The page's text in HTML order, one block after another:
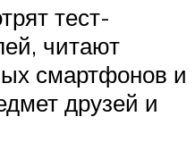
тест-
читают
смартфонов и
друзей и